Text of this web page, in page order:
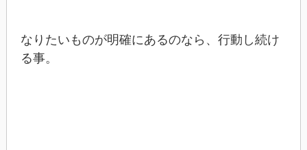
なりたいものが明確にあるのなら、行動し続け
る事。